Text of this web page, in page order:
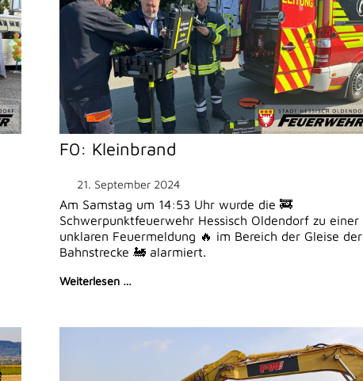
F0: Kleinbrand
21. September 2024
Am Samstag um 14:53 Uhr wurde die 🚒
Schwerpunktfeuerwehr Hessisch Oldendorf zu einer
unklaren Feuermeldung 🔥 im Bereich der Gleise der
Bahnstrecke 🚂 alarmiert.
Weiterlesen …